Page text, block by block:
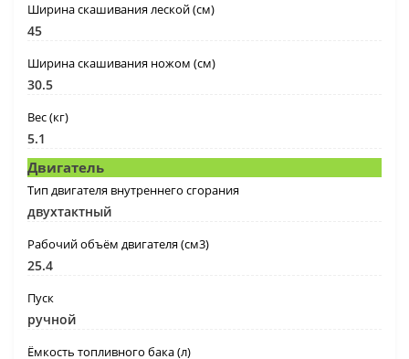
Ширина скашивания леской (см)
45
Ширина скашивания ножом (см)
30.5
Вес (кг)
5.1
Двигатель
Тип двигателя внутреннего сгорания
двухтактный
Рабочий объём двигателя (см3)
25.4
Пуск
ручной
Ёмкость топливного бака (л)